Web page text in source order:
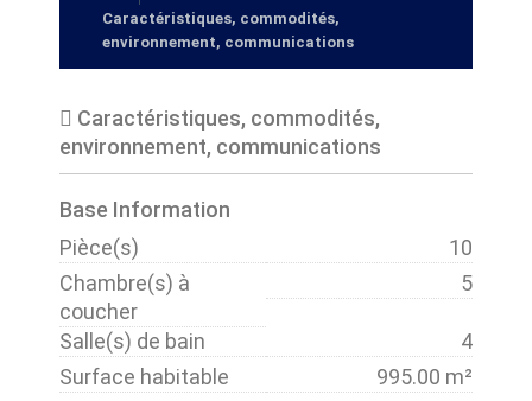
Caractéristiques, commodités,
environnement, communications
Caractéristiques, commodités,
environnement, communications
Base Information
Pièce(s)
10
Chambre(s) à
coucher
5
Salle(s) de bain
4
Surface habitable
995.00 m²